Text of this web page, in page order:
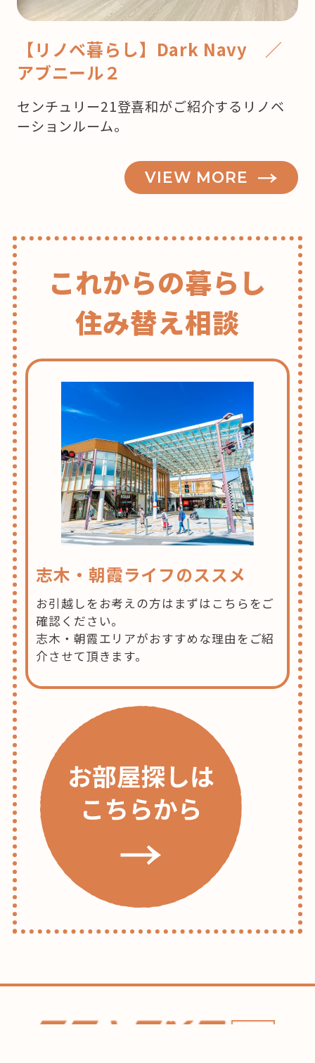
【リノベ暮らし】Dark Navy ／
アブニール２
センチュリー21登喜和がご紹介するリノベ
ーションルーム。
VIEW MORE
これからの暮らし
住み替え相談
志木・朝霞ライフのススメ
お引越しをお考えの方はまずはこちらをご
確認ください。
志木・朝霞エリアがおすすめな理由をご紹
介させて頂きます。